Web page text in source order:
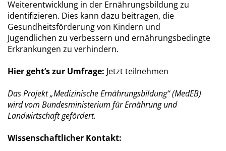
Weiterentwicklung in der Ernährungsbildung zu
identifizieren. Dies kann dazu beitragen, die
Gesundheitsförderung von Kindern und
Jugendlichen zu verbessern und ernährungsbedingte
Erkrankungen zu verhindern.
Hier geht’s zur Umfrage: Jetzt teilnehmen
Das Projekt „Medizinische Ernährungsbildung“ (MedEB)
wird vom Bundesministerium für Ernährung und
Landwirtschaft gefördert.
Wissenschaftlicher Kontakt: